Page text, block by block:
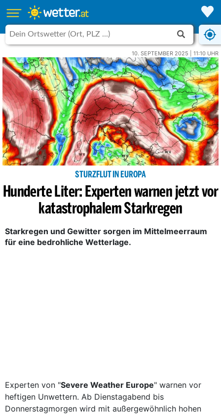
10. SEPTEMBER 2025 | 11:10 UHR
STURZFLUT IN EUROPA
Hunderte Liter: Experten warnen jetzt vor
katastrophalem Starkregen
Starkregen und Gewitter sorgen im Mittelmeerraum
für eine bedrohliche Wetterlage.
Experten von "Severe Weather Europe" warnen vor
heftigen Unwettern. Ab Dienstagabend bis
Donnerstagmorgen wird mit außergewöhnlich hohen